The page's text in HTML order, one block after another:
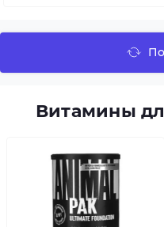
Витамины